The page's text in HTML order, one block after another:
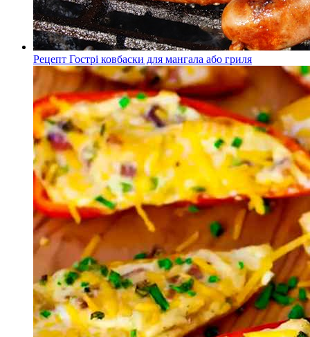
Рецепт Гострі ковбаски для мангала або гриля